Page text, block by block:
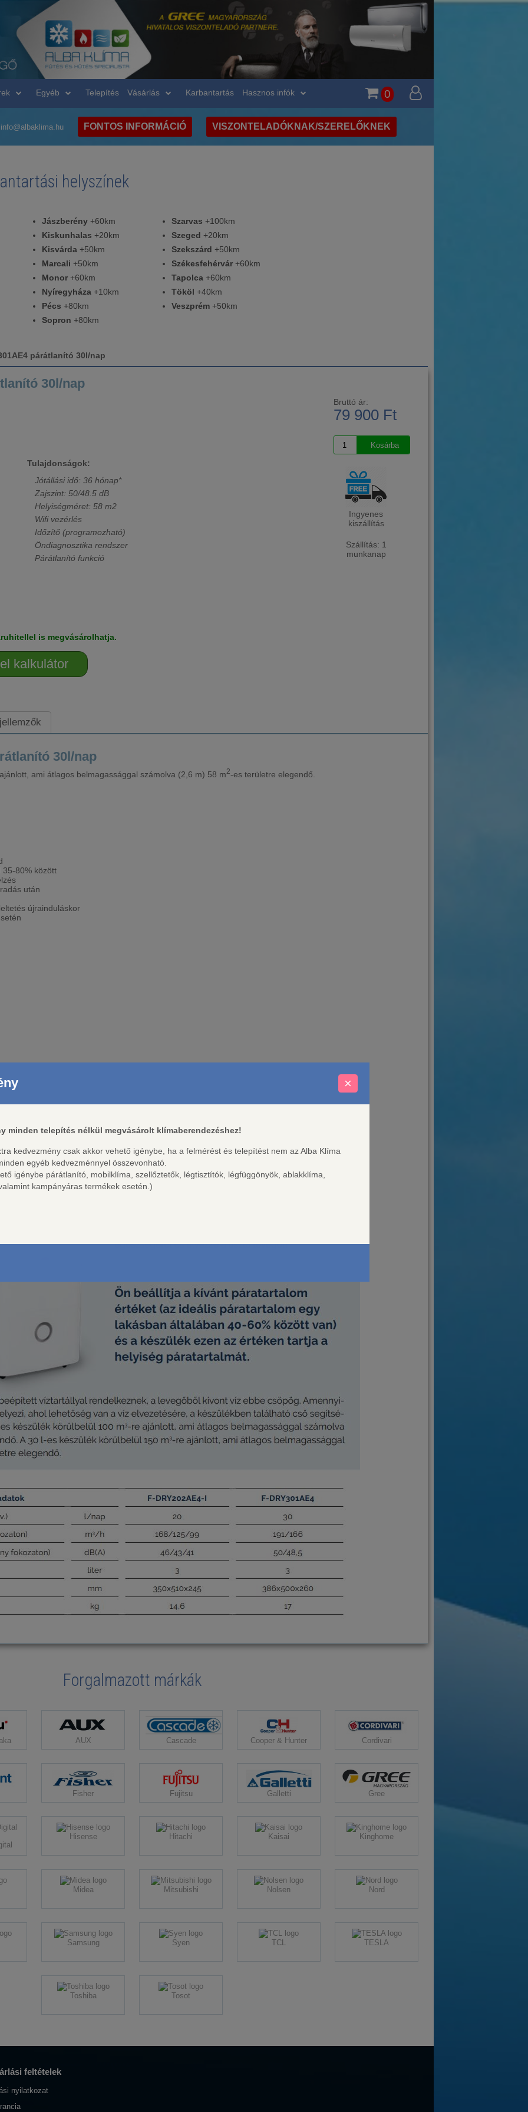
Egyéb Telepítés Vásárlás Karbantartás Hasznos infók 0
info@albaklima.hu FONTOS INFORMÁCIÓ VISZONTELADÓKNAK/SZERELŐKNEK
helyszínek
Jászberény +60km
Kiskunhalas +20km
Kisvárda +50km
Marcali +50km
Monor +60km
Nyíregyháza +10km
Pécs +80km
Sopron +80km
Szarvas +100km
Szeged +20km
Szekszárd +50km
Székesfehérvár +60km
Tapolca +60km
Tököl +40km
Veszprém +50km
párátlanító 30l/nap
30l/nap
Tulajdonságok:
Jótállási idő: 36 hónap*
Zajszint: 50/48.5 dB
Helyiségméret: 58 m2
Wifi vezérlés
Időzítő (programozható)
Öndiagnosztika rendszer
Párátlanító funkció
is megvásárolhatja.
kalkulátor
Bruttó ár:
79 900 Ft
Ingyenes
kiszállítás
Szállítás: 1
munkanap
30l/nap
ami átlagos belmagassággal számolva (2,6 m) 58 m2-es területre elegendő.
35-80% között
után
újrainduláskor
Forgalmazott márkák
AUX Cascade Cooper & Hunter Cordivari
Fisher Fujitsu Galletti Gree
Hisense Hitachi Kaisai Kinghome
Midea Mitsubishi Nolsen Nord
Samsung Syen TCL TESLA
Toshiba Tosot
feltételek
nyilatkozat
×
minden telepítés nélkül megvásárolt klímaberendezéshez!
kedvezmény csak akkor vehető igénybe, ha a felmérést és telepítést nem az Alba Klíma
egyéb kedvezménnyel összevonható.
igénybe párátlanító, mobilklíma, szellőztetők, légtisztítók, légfüggönyök, ablakklíma,
kampányáras termékek esetén.)